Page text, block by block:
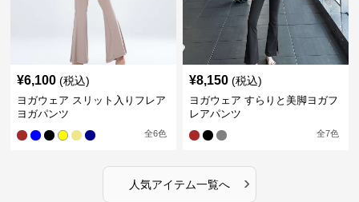
¥6,100 (税込)
ヨガウェア スリット入りフレア
ヨガパンツ
全6色
¥8,150 (税込)
ヨガウェア すらりと美脚ヨガフ
レアパンツ
全7色
人気アイテム一覧へ ›